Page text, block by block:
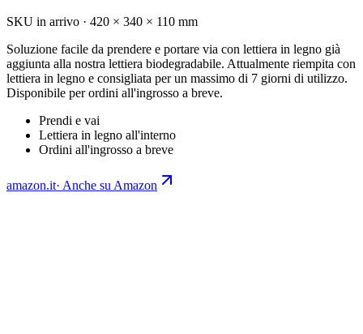
SKU in arrivo · 420 × 340 × 110 mm
Soluzione facile da prendere e portare via con lettiera in legno già
aggiunta alla nostra lettiera biodegradabile. Attualmente riempita con
lettiera in legno e consigliata per un massimo di 7 giorni di utilizzo.
Disponibile per ordini all'ingrosso a breve.
Prendi e vai
Lettiera in legno all'interno
Ordini all'ingrosso a breve
amazon.it· Anche su Amazon